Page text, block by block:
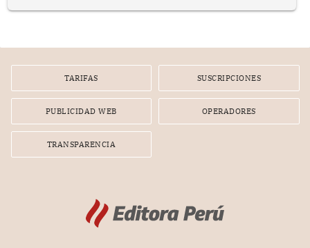
TARIFAS SUSCRIPCIONES
PUBLICIDAD WEB OPERADORES
TRANSPARENCIA